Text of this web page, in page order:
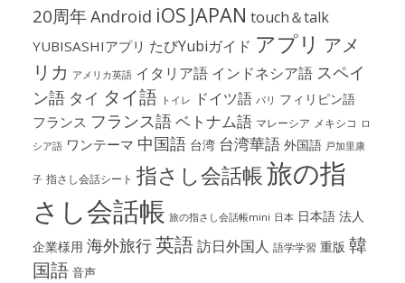
20周年Android iOS JAPAN touch＆talk
YUBISASHIアプリ たびYubiガイド アプリ アメ
リカ アメリカ英語 イタリア語 インドネシア語 スペイ
ン語 タイ タイ語 トイレ ドイツ語 パリ フィリピン語
フランス フランス語ベトナム語 マレーシア メキシコ ロ
シア語 ワンテーマ 中国語 台湾 台湾華語 外国語 戸加里康
子 指さし会話シート 指さし会話帳旅の指
さし会話帳 旅の指さし会話帳mini 日本 日本語 法人
企業様用 海外旅行英語訪日外国人 語学学習 重版 韓
国語 音声